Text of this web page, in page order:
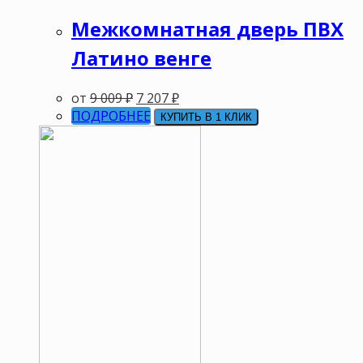
Межкомнатная дверь ПВХ
Латино венге
от 9 009₽ 7 207₽
ПОДРОБНЕЕ
КУПИТЬ В 1 КЛИК